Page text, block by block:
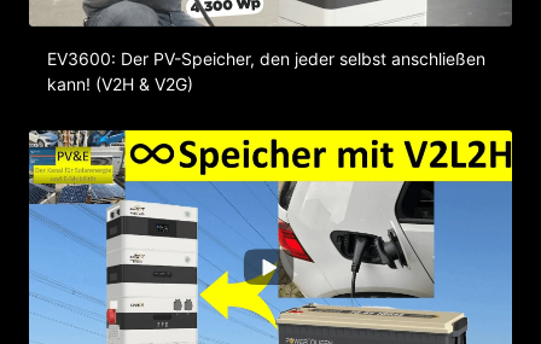
EV3600: Der PV-Speicher, den jeder selbst anschließen
kann! (V2H & V2G)